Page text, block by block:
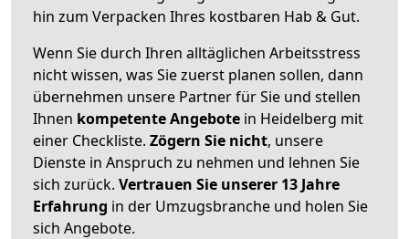
hin zum Verpacken Ihres kostbaren Hab & Gut.
Wenn Sie durch Ihren alltäglichen Arbeitsstress
nicht wissen, was Sie zuerst planen sollen, dann
übernehmen unsere Partner für Sie und stellen
Ihnen kompetente Angebote in Heidelberg mit
einer Checkliste. Zögern Sie nicht, unsere
Dienste in Anspruch zu nehmen und lehnen Sie
sich zurück. Vertrauen Sie unserer 13 Jahre
Erfahrung in der Umzugsbranche und holen Sie
sich Angebote.